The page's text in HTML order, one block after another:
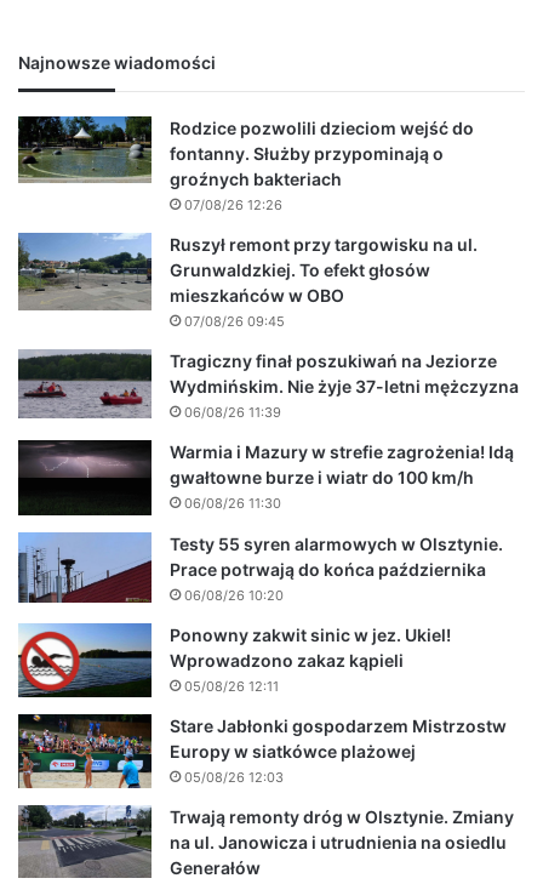
Najnowsze wiadomości
Rodzice pozwolili dzieciom wejść do
fontanny. Służby przypominają o
groźnych bakteriach
07/08/26 12:26
Ruszył remont przy targowisku na ul.
Grunwaldzkiej. To efekt głosów
mieszkańców w OBO
07/08/26 09:45
Tragiczny finał poszukiwań na Jeziorze
Wydmińskim. Nie żyje 37-letni mężczyzna
06/08/26 11:39
Warmia i Mazury w strefie zagrożenia! Idą
gwałtowne burze i wiatr do 100 km/h
06/08/26 11:30
Testy 55 syren alarmowych w Olsztynie.
Prace potrwają do końca października
06/08/26 10:20
Ponowny zakwit sinic w jez. Ukiel!
Wprowadzono zakaz kąpieli
05/08/26 12:11
Stare Jabłonki gospodarzem Mistrzostw
Europy w siatkówce plażowej
05/08/26 12:03
Trwają remonty dróg w Olsztynie. Zmiany
na ul. Janowicza i utrudnienia na osiedlu
Generałów